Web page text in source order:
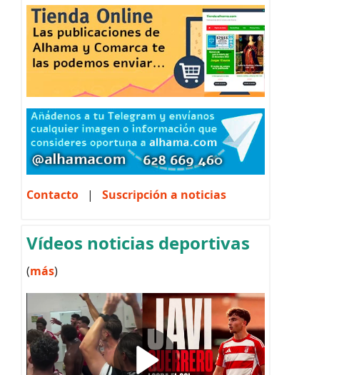
Contacto | Suscripción a noticias
Vídeos noticias deportivas
(más)